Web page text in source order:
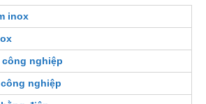
inox
công nghiệp
nghiệp